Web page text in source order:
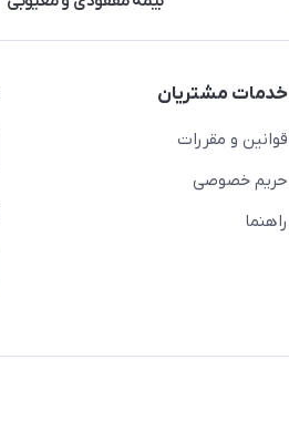
خدمات مشتریان
قوانین و مقررات
حریم خصوصی
راهنما